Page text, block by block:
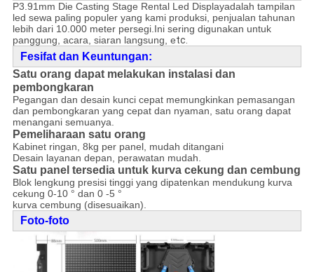
P3.91mm Die Casting Stage Rental Led Displayadalah tampilan
led sewa paling populer yang kami produksi, penjualan tahunan
lebih dari 10.000 meter persegi.Ini sering digunakan untuk
panggung, acara, siaran langsung, etc.
Fesifat dan Keuntungan:
Satu orang dapat melakukan instalasi dan
pembongkaran
Pegangan dan desain kunci cepat memungkinkan pemasangan
dan pembongkaran yang cepat dan nyaman, satu orang dapat
menangani semuanya.
Pemeliharaan satu orang
Kabinet ringan, 8kg per panel, mudah ditangani
Desain layanan depan, perawatan mudah.
Satu panel tersedia untuk kurva cekung dan cembung
Blok lengkung presisi tinggi yang dipatenkan mendukung kurva
cekung 0-10 ° dan 0 -5 °
kurva cembung (disesuaikan).
Foto-foto